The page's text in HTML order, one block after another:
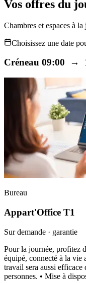
Vos offres du
Chambres et espaces à
Choisissez une date
Créneau 09:00 →
Bureau
Appart'Office T1
Sur demande · garantie
Pour la journée, profitez
équipé, connecté à la vie
travail sera aussi efficace
personnes. • Mise à